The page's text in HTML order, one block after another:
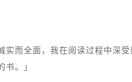
实而全面，我在阅读过程中深
书。」